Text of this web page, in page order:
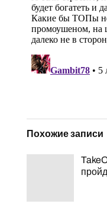
Похожие записи